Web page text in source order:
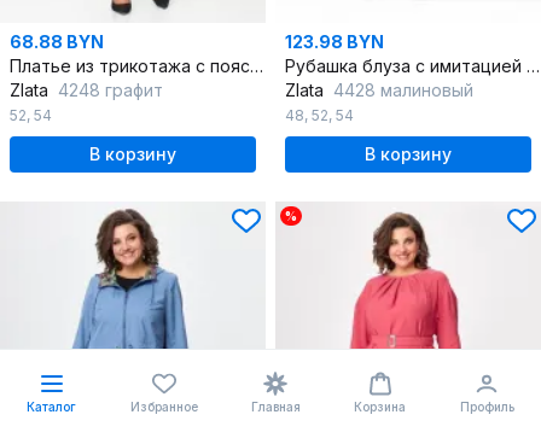
68.88 BYN
Платье из трикотажа с поясом для делового образа
Zlata 4248 графит
52, 54
В корзину
123.98 BYN
Рубашка блуза с имитацией карманов из текстиля
Zlata 4428 малиновый
48, 52, 54
В корзину
%
Каталог Избранное Главная Корзина Профиль